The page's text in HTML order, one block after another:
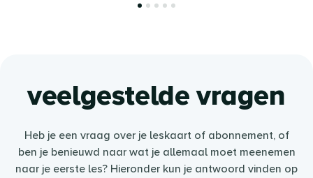
veelgestelde vragen
Heb je een vraag over je leskaart of abonnement, of
ben je benieuwd naar wat je allemaal moet meenemen
naar je eerste les? Hieronder kun je antwoord vinden op